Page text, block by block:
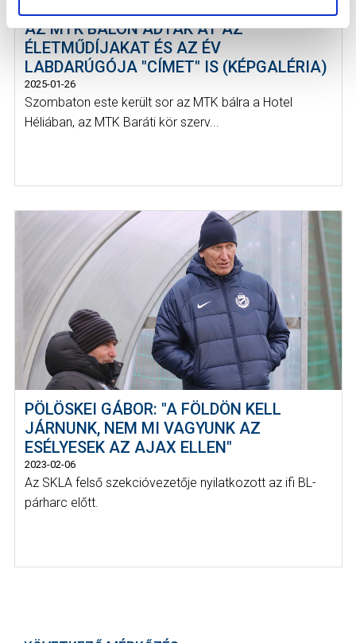
AZ MTK BÁLON ADTÁK ÁT AZ
ÉLETMŰDÍJAKAT ÉS AZ ÉV
LABDARÚGÓJA "CÍMET" IS (KÉPGALÉRIA)
2025-01-26
Szombaton este került sor az MTK bálra a Hotel
Héliában, az MTK Baráti kör szerv...
PÖLÖSKEI GÁBOR: "A FÖLDÖN KELL
JÁRNUNK, NEM MI VAGYUNK AZ
ESÉLYESEK AZ AJAX ELLEN"
2023-02-06
Az SKLA felső szekcióvezetője nyilatkozott az ifi BL-
párharc előtt.